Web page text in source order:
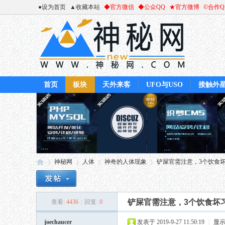
●设为首页 ▲收藏本站 ◆官方微信 ◆公众QQ ★官方微博 ©合作
首页 板块 天外来客 UFO与USO 接触外
神秘网
›
人体
›
神奇的人体现象
›
铲屎官需注意，3个饮食
查看: 4436 回复: 0 铲屎官需注意，3个饮食坏
joechaucer 发表于 2019-9-27 11:50:19 显